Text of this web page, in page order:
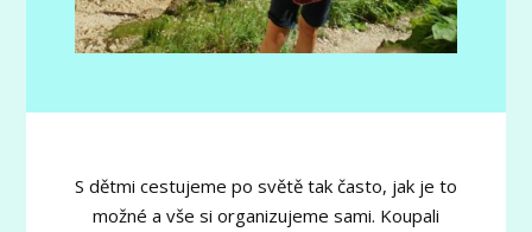
S dětmi cestujeme po světě tak často, jak je to
možné a vše si organizujeme sami. Koupali